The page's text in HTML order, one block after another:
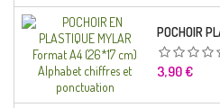
Prix
3,90 €